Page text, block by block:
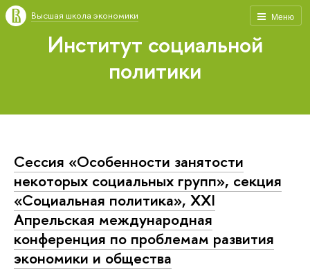
Меню
Высшая школа экономики
Институт социальной
политики
Сессия «Особенности занятости
некоторых социальных групп», секция
«Социальная политика», XXI
Апрельская международная
конференция по проблемам развития
экономики и общества